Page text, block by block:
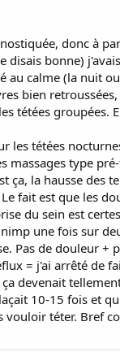
donc à
disais bonne)
au calme (la nuit
bien
tétées groupées.
les tétées
massages type
ça, la hausse des
fait est que les
du sein est
une fois sur
Pas de douleur +
= j'ai arrêté de
devenait
10-15 fois et
vouloir téter. Bref